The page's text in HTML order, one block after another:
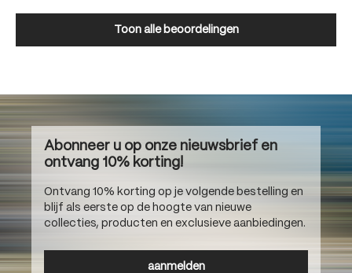
Toon alle beoordelingen
Abonneer u op onze nieuwsbrief en
ontvang 10% korting!
Ontvang 10% korting op je volgende bestelling en
blijf als eerste op de hoogte van nieuwe
collecties, producten en exclusieve aanbiedingen.
aanmelden